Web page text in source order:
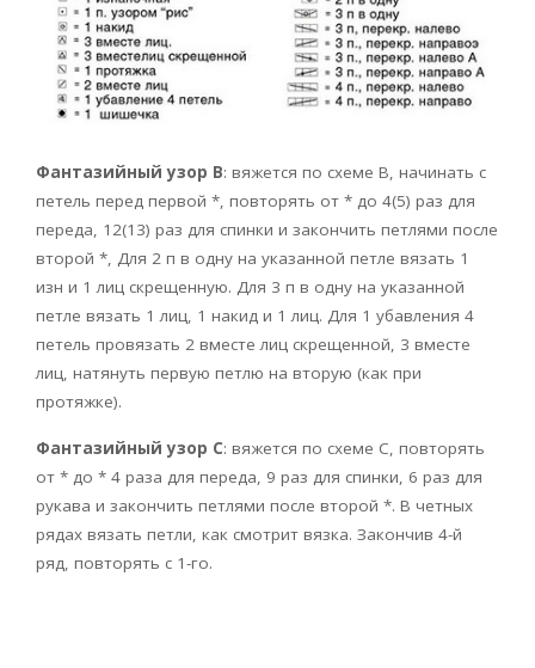
Фантазийный узор В: вяжется по схеме В, начинать с
петель перед первой *, повторять от * до 4(5) раз для
переда, 12(13) раз для спинки и закончить петлями после
второй *, Для 2 п в одну на указанной петле вязать 1
изн и 1 лиц скрещенную. Для 3 п в одну на указанной
петле вязать 1 лиц, 1 накид и 1 лиц. Для 1 убавления 4
петель провязать 2 вместе лиц скрещенной, 3 вместе
лиц, натянуть первую петлю на вторую (как при
протяжке).
Фантазийный узор С: вяжется по схеме С, повторять
от * до * 4 раза для переда, 9 раз для спинки, 6 раз для
рукава и закончить петлями после второй *. В четных
рядах вязать петли, как смотрит вязка. Закончив 4-й
ряд, повторять с 1-го.